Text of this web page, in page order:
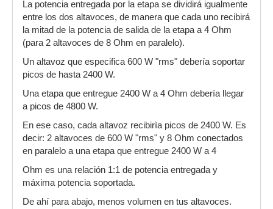
La potencia entregada por la etapa se dividirá igualmente
entre los dos altavoces, de manera que cada uno recibirá
la mitad de la potencia de salida de la etapa a 4 Ohm
(para 2 altavoces de 8 Ohm en paralelo).
Un altavoz que especifica 600 W "rms" debería soportar
picos de hasta 2400 W.
Una etapa que entregue 2400 W a 4 Ohm debería llegar
a picos de 4800 W.
En ese caso, cada altavoz recibirìa picos de 2400 W. Es
decir: 2 altavoces de 600 W "rms" y 8 Ohm conectados
en paralelo a una etapa que entregue 2400 W a 4
Ohm es una relación 1:1 de potencia entregada y
máxima potencia soportada.
De ahí para abajo, menos volumen en tus altavoces.